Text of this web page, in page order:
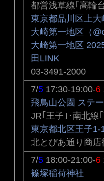
都営浅草線｢高輪
東京都品川区上大
大崎第一地区（
大崎第一地区
田LINK
03-3491-2000
7/5 17:30-19:00-6
飛鳥山公園 ステ
JR｢王子｣･南北線
東京都北区王子1-
北とぴあ通り商
7/5 18:00-21:00-6
篠塚稲荷神社